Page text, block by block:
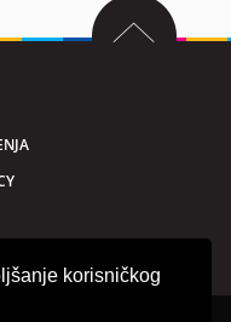
korisničkog